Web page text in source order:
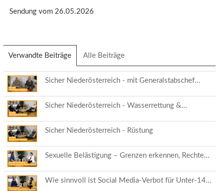
Sendung vom 26.05.2026
Verwandte Beiträge (aktiver
Reiter)
Alle Beiträge
Sicher Niederösterreich - mit Generalstabschef...
Sicher Niederösterreich - Wasserrettung &...
Sicher Niederösterreich - Rüstung
Sexuelle Belästigung – Grenzen erkennen, Rechte...
Wie sinnvoll ist Social Media-Verbot für Unter-14...